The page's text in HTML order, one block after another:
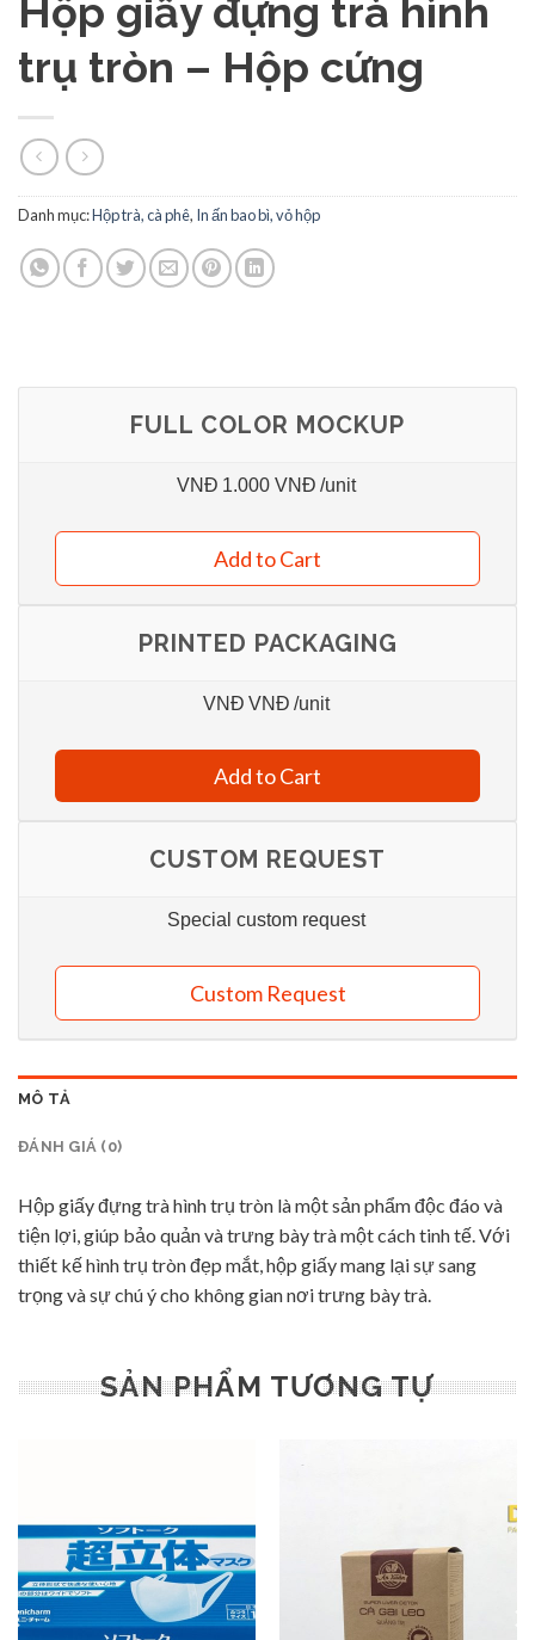
Hộp giấy đựng trà hình
trụ tròn – Hộp cứng
Danh mục:Hộp trà, cà phê, In ấn bao bì, vỏ hộp
FULL COLOR MOCKUP
VNĐ 1.000 VNĐ /unit
Add to Cart
PRINTED PACKAGING
VNĐ VNĐ /unit
Add to Cart
CUSTOM REQUEST
Special custom request
Custom Request
MÔ TẢ
ĐÁNH GIÁ (0)
Hộp giấy đựng trà hình trụ tròn là một sản phẩm độc đáo và
tiện lợi, giúp bảo quản và trưng bày trà một cách tinh tế. Với
thiết kế hình trụ tròn đẹp mắt, hộp giấy mang lại sự sang
trọng và sự chú ý cho không gian nơi trưng bày trà.
SẢN PHẨM TƯƠNG TỰ